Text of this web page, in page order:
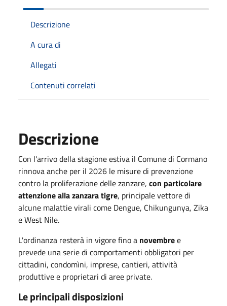
Descrizione
A cura di
Allegati
Contenuti correlati
Descrizione
Con l'arrivo della stagione estiva il Comune di Cormano
rinnova anche per il 2026 le misure di prevenzione
contro la proliferazione delle zanzare, con particolare
attenzione alla zanzara tigre, principale vettore di
alcune malattie virali come Dengue, Chikungunya, Zika
e West Nile.
L'ordinanza resterà in vigore fino a novembree
prevede una serie di comportamenti obbligatori per
cittadini, condomìni, imprese, cantieri, attività
produttive e proprietari di aree private.
Le principali disposizioni